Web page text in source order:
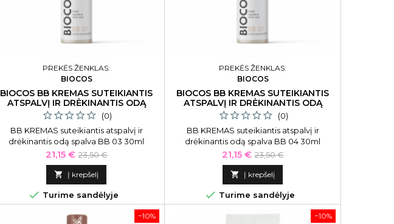
PREKĖS ŽENKLAS:
BIOCOS
BIOCOS BB KREMAS SUTEIKIANTIS
ATSPALVĮ IR DRĖKINANTIS ODĄ
SPALVA BB 03(0)
BB KREMAS suteikiantis atspalvį ir
drėkinantis odą spalva BB 03 30ml
Kaina
21,15 € Bazinė
kaina
23,50 €
 Į krepšelį
 Turime sandėlyje
PREKĖS ŽENKLAS:
BIOCOS
BIOCOS BB KREMAS SUTEIKIANTIS
ATSPALVĮ IR DRĖKINANTIS ODĄ
SPALVA BB 04(0)
BB KREMAS suteikiantis atspalvį ir
drėkinantis odą spalva BB 04 30ml
Kaina
21,15 € Bazinė
kaina
23,50 €
 Į krepšelį
 Turime sandėlyje
−10% −10%